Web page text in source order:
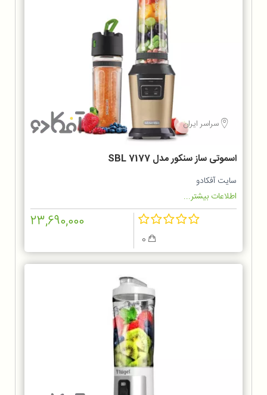
سراسر ایران
اسموتی ساز سنکور مدل SBL 7177
سایت آفکادو
اطلاعات بیشتر...
23,690,000